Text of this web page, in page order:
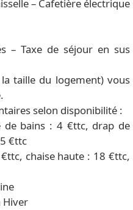
– Cafetière électrique
– Taxe de séjour en sus
taille du logement) vous
selon disponibilité :
bains : 4 €ttc, drap de
€ttc
chaise haute : 18 €ttc,
Hiver